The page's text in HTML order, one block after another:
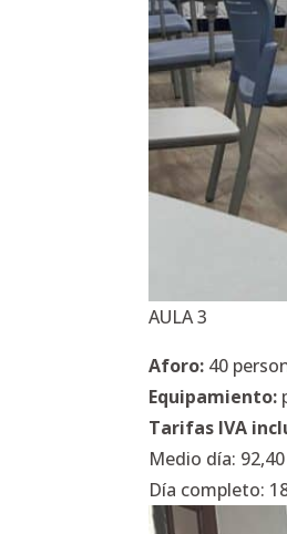
AULA 3
Aforo: 40
Equipamiento:
Tarifas IVA
Medio día:
Día completo: